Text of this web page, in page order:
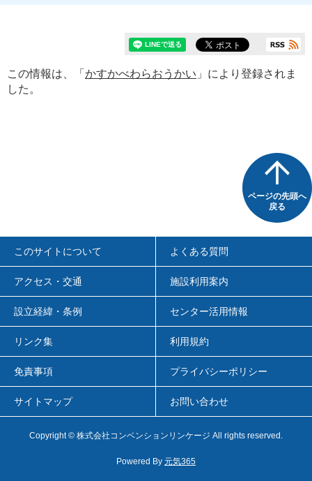
この情報は、「 かすかべわらおうかい 」により登録されま
した。
ページの先頭へ
戻る
このサイトについて よくある質問
アクセス・交通 施設利用案内
設立経緯・条例 センター活用情報
リンク集 利用規約
免責事項 プライバシーポリシー
サイトマップ お問い合わせ
Copyright© 株式会社コンベンションリンケージ All rights reserved.
Powered By 元気365